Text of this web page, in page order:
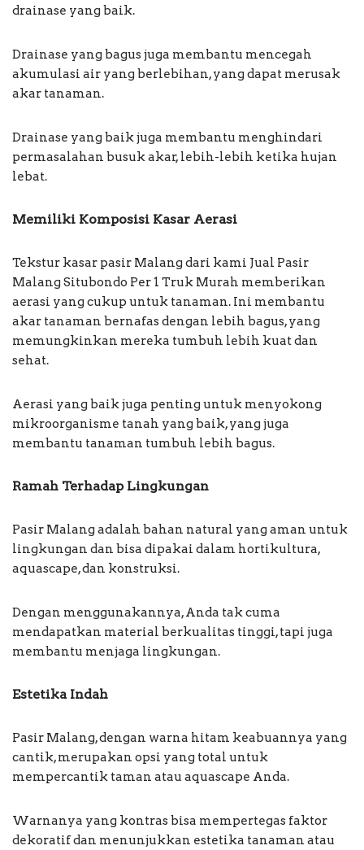
drainase yang baik.
Drainase yang bagus juga membantu mencegah
akumulasi air yang berlebihan, yang dapat merusak
akar tanaman.
Drainase yang baik juga membantu menghindari
permasalahan busuk akar, lebih-lebih ketika hujan
lebat.
Memiliki Komposisi Kasar Aerasi
Tekstur kasar pasir Malang dari kami Jual Pasir
Malang Situbondo Per 1 Truk Murah memberikan
aerasi yang cukup untuk tanaman. Ini membantu
akar tanaman bernafas dengan lebih bagus, yang
memungkinkan mereka tumbuh lebih kuat dan
sehat.
Aerasi yang baik juga penting untuk menyokong
mikroorganisme tanah yang baik, yang juga
membantu tanaman tumbuh lebih bagus.
Ramah Terhadap Lingkungan
Pasir Malang adalah bahan natural yang aman untuk
lingkungan dan bisa dipakai dalam hortikultura,
aquascape, dan konstruksi.
Dengan menggunakannya, Anda tak cuma
mendapatkan material berkualitas tinggi, tapi juga
membantu menjaga lingkungan.
Estetika Indah
Pasir Malang, dengan warna hitam keabuannya yang
cantik, merupakan opsi yang total untuk
mempercantik taman atau aquascape Anda.
Warnanya yang kontras bisa mempertegas faktor
dekoratif dan menunjukkan estetika tanaman atau